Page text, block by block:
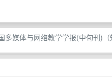
多媒体与网络教学学报(中旬刊)